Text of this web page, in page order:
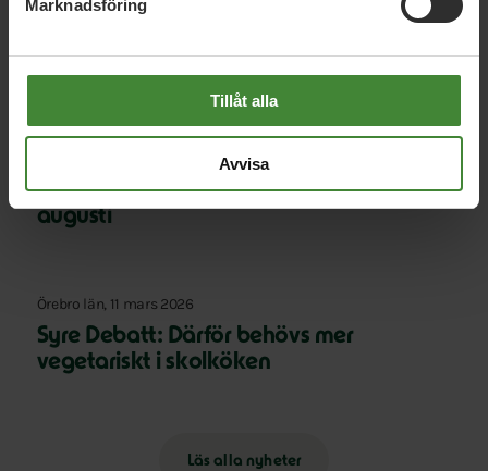
Marknadsföring
Tillåt alla
Avvisa
Örebro län, 8 augusti 2026
augusti
Språkrörens valturné till Örebro 11
augusti
Örebro län, 11 mars 2026
Syre Debatt: Därför behövs mer
vegetariskt i skolköken
Läs alla nyheter